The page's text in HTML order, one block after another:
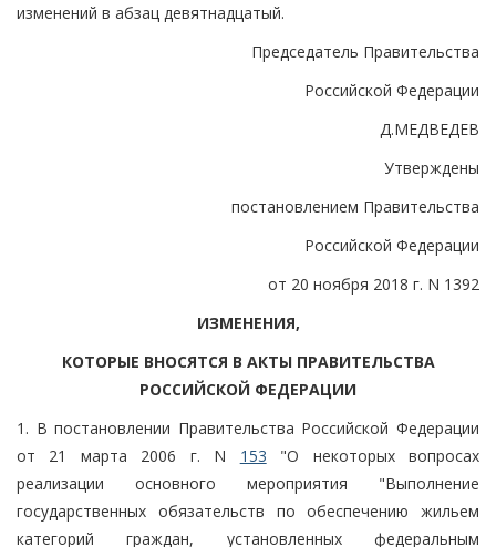
изменений в абзац девятнадцатый.
Председатель Правительства
Российской Федерации
Д.МЕДВЕДЕВ
Утверждены
постановлением Правительства
Российской Федерации
от 20 ноября 2018 г. N 1392
ИЗМЕНЕНИЯ,
КОТОРЫЕ ВНОСЯТСЯ В АКТЫ ПРАВИТЕЛЬСТВА
РОССИЙСКОЙ ФЕДЕРАЦИИ
1. В постановлении Правительства Российской Федерации
от 21 марта 2006 г. N 153 "О некоторых вопросах
реализации основного мероприятия "Выполнение
государственных обязательств по обеспечению жильем
категорий граждан, установленных федеральным